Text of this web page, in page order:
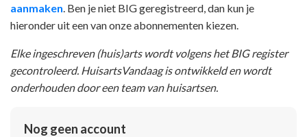
aanmaken . Ben je niet BIG geregistreerd, dan kun je
hieronder uit een van onze abonnementen kiezen.
Elke ingeschreven (huis)arts wordt volgens het BIG register
gecontroleerd. HuisartsVandaag is ontwikkeld en wordt
onderhouden door een team van huisartsen.
Nog geen account